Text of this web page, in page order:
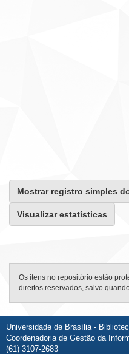
Mostrar registro simples
Visualizar estatísticas
Os itens no repositório estão
direitos reservados, salvo
Universidade de Brasília -
Coordenadoria de Gestão da
(61) 3107-2683